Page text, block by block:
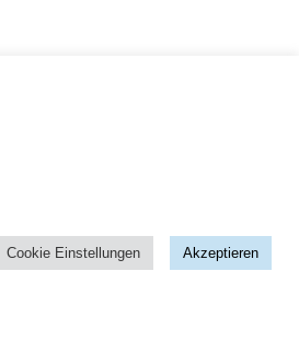
Cookie Einstellungen Akzeptieren